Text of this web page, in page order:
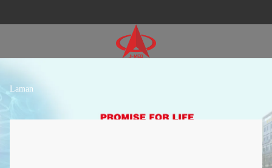
Laman